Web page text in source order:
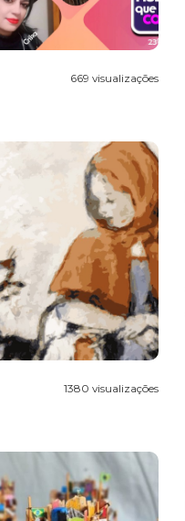
669 visualizações
1380 visualizações